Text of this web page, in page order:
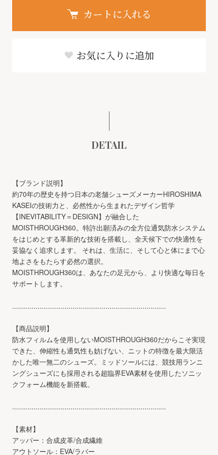
カートに入れる
お気に入りに追加
DETAIL
【ブランド説明】
約70年の歴史を持つ日本の老舗シューズメーカーHIROSHIMA
KASEIの技術力と、必然性から生まれたデザイン哲学
【INEVITABILITY＝DESIGN】が融合した
MOISTHROUGH360。特許出願済みの全方位通気防水システム
をはじめとする革新的な技術を搭載し、全天候下での快適性を
妥協なく追求します。 それは、生活に、そして心と体にまで心
地よさをもたらす必然の選択。
MOISTHROUGH360は、あなたの足元から、より快適な毎日を
サポートします。
...............................................................................
【商品説明】
防水フィルムを使用しないMOISTHROUGH360だからこそ実現
できた、伸縮性も通気性も妨げない、ニットの特徴を最大限活
かした唯一無二のシューズ。ミッドソールには、競技用ランニ
ングシューズにも採用される超臨界EVA素材を使用したソニッ
クフォーム機能を新搭載。
...............................................................................
【素材】
アッパー：合成皮革/合成繊維
アウトソール：EVA/ラバー